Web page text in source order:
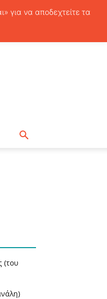
(του
για να αποδεχτείτε τα